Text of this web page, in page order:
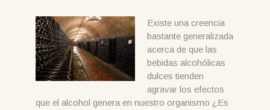
Existe una creencia
bastante generalizada
acerca de que las
bebidas alcohólicas
dulces tienden
agravar los efectos
que el alcohol genera en nuestro organismo ¿Es